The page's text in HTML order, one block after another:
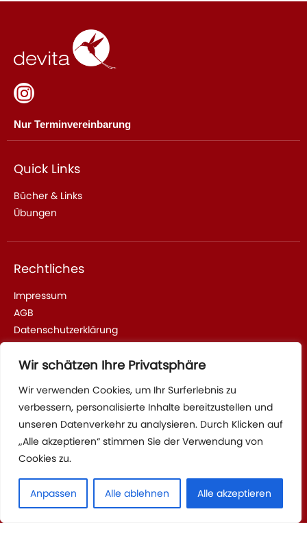
Wir schätzen Ihre Privatsphäre
Wir verwenden Cookies, um Ihr Surferlebnis zu
verbessern, personalisierte Inhalte bereitzustellen und
unseren Datenverkehr zu analysieren. Durch Klicken auf
„Alle akzeptieren“ stimmen Sie der Verwendung von
Cookies zu.
Anpassen Alle ablehnen Alle akzeptieren
Nur Terminvereinbarung
Quick Links
Bücher & Links
Übungen
Rechtliches
Impressum
AGB
Datenschutzerklärung
Adresse & Kontakt
Sparrhärmlingweg 2, 70376 Stuttgart
Tel: +4917622736115
Mail